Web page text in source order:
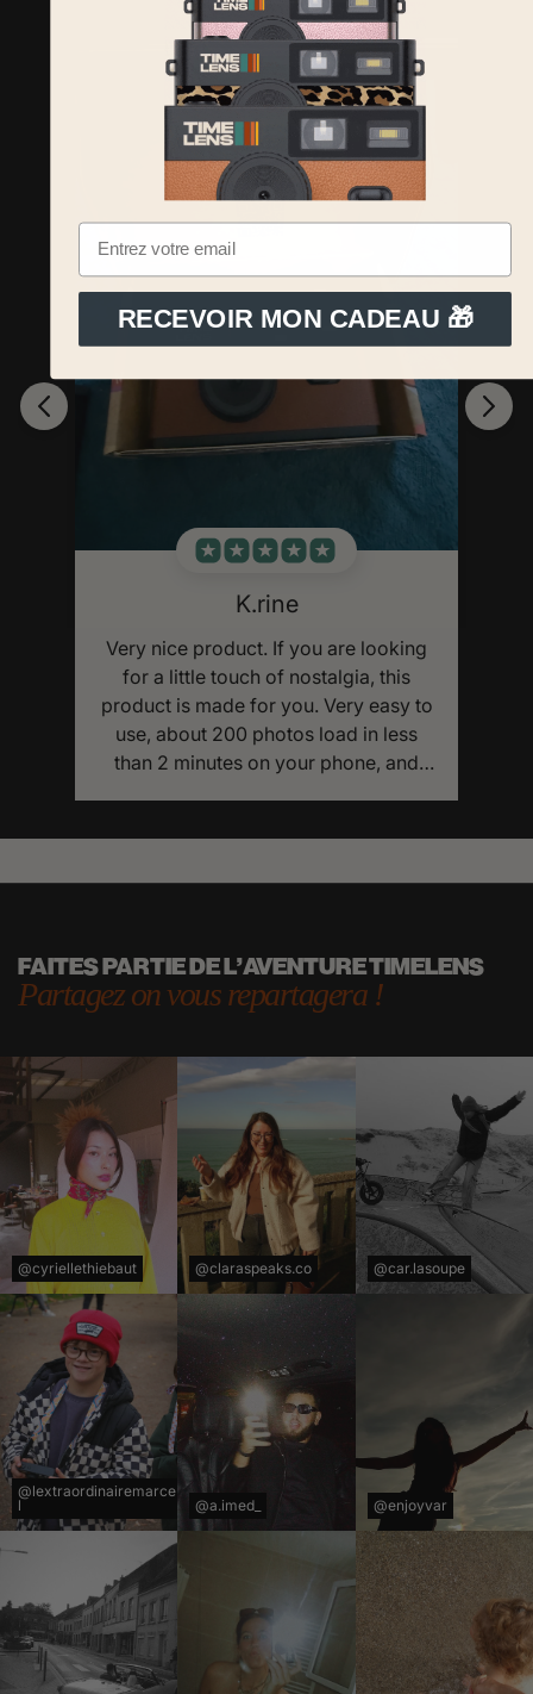
K.rine
Very nice product. If you are looking
for a little touch of nostalgia, this
product is made for you. Very easy to
use, about 200 photos load in less
than 2 minutes on your phone, and
FAITES PARTIE DE L'AVENTURE TIMELENS
Partagez on vous repartagera !
@cyriellethiebaut @claraspeaks.co @car.lasoupe
@lextraordinairemarce
l
@a.imed_ @enjoyvar
RECEVOIR MON CADEAU 🎁